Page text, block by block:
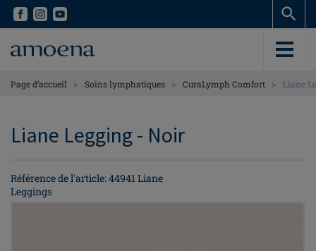
Skip
content
Skip
content
Page d’accueil > Soins lymphatiques > CuraLymph Comfort > Liane
Liane Legging - Noir
Référence de l'article: 44941 Liane
Leggings